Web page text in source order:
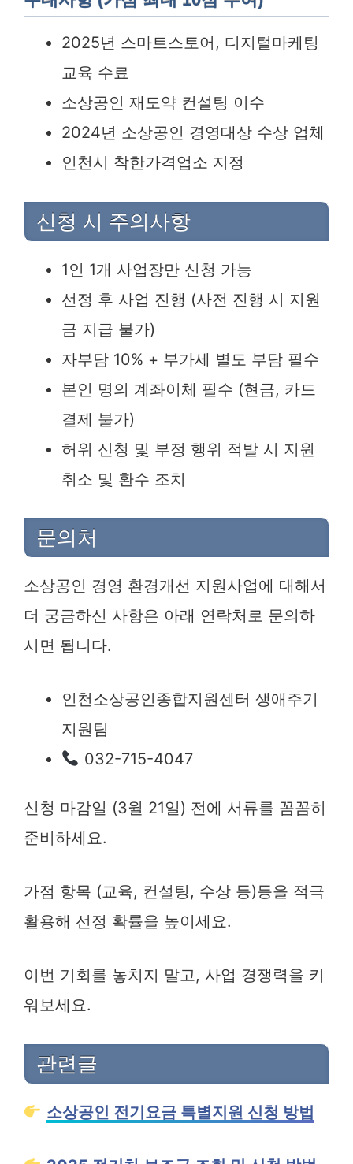
2025년 스마트스토어, 디지털마케팅
교육 수료
소상공인 재도약 컨설팅 이수
2024년 소상공인 경영대상 수상 업체
인천시 착한가격업소 지정
신청 시 주의사항
1인 1개 사업장만 신청 가능
선정 후 사업 진행 (사전 진행 시 지원
금 지급 불가)
자부담 10% + 부가세 별도 부담 필수
본인 명의 계좌이체 필수 (현금, 카드
결제 불가)
허위 신청 및 부정 행위 적발 시 지원
취소 및 환수 조치
문의처
소상공인 경영 환경개선 지원사업에 대해서
더 궁금하신 사항은 아래 연락처로 문의하
시면 됩니다.
인천소상공인종합지원센터 생애주기
지원팀
032-715-4047
신청 마감일 (3월 21일) 전에 서류를 꼼꼼히
준비하세요.
가점 항목 (교육, 컨설팅, 수상 등)등을 적극
활용해 선정 확률을 높이세요.
이번 기회를 놓치지 말고, 사업 경쟁력을 키
워보세요.
관련글
소상공인 전기요금 특별지원 신청 방법